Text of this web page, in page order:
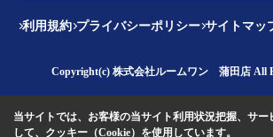
利用規約 プライバシーポリシー サイトマッ
Copyright(c) 株式会社ルームワン 蒲田店 All
当サイトでは、お客様の当サイト利用状況把握、サー
して、クッキー（Cookie）を使用しています。